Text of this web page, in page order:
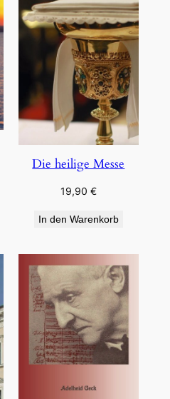
Die heilige Messe
19,90 €
In den Warenkorb